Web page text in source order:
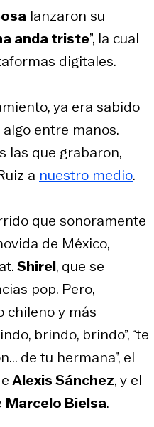
lanzaron su
anda triste”, la cual
digitales.
ya era sabido
entre manos.
las que grabaron,
a nuestro medio.
que sonoramente
de México,
Shirel, que se
pop. Pero,
chileno y más
brindo, brindo”, “te
de tu hermana”, el
Alexis Sánchez, y el
Marcelo Bielsa.